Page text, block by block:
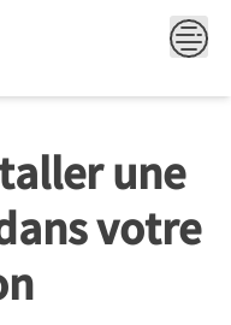
une
votre